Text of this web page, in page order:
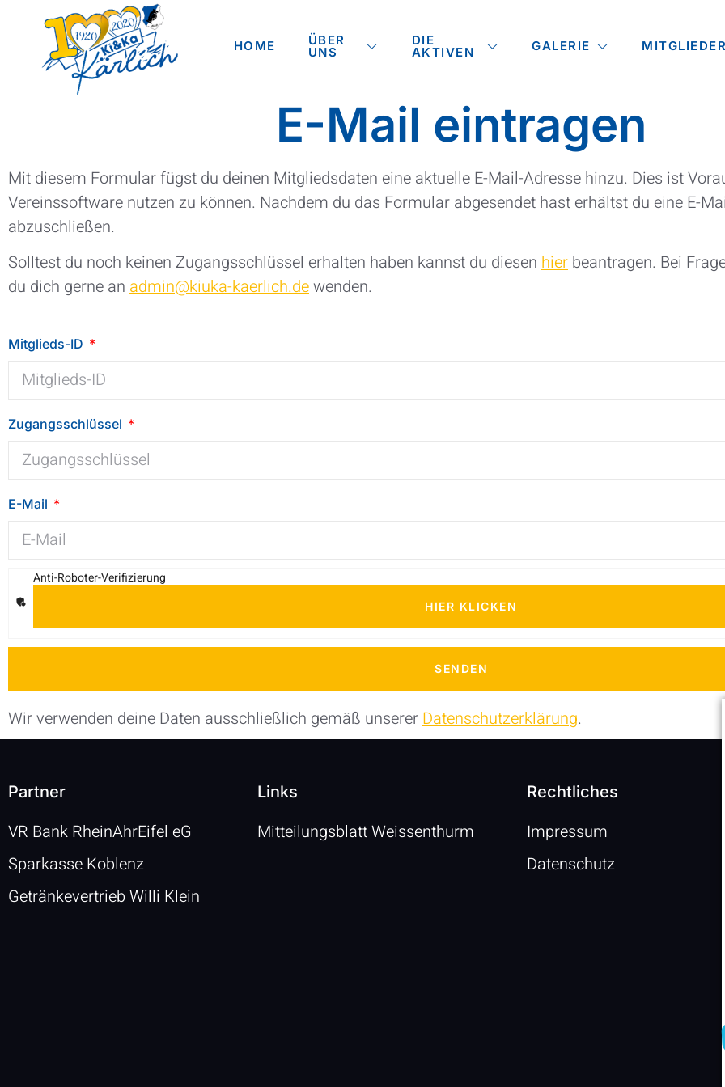
HOME ÜBER
UNS
DIE
AKTIVEN GALERIE MITGLIEDER
E-Mail eintragen
Mit diesem Formular fügst du deinen Mitgliedsdaten eine aktuelle E-Mail-Adresse hinzu. Dies ist
Vereinssoftware nutzen zu können. Nachdem du das Formular abgesendet hast erhältst du eine E-
abzuschließen.
Solltest du noch keinen Zugangsschlüssel erhalten haben kannst du diesen hier beantragen. Bei
du dich gerne an admin@kiuka-kaerlich.dewenden.
Mitglieds-ID
Zugangsschlüssel
E-Mail
Anti-Roboter-Verifizierung
HIER KLICKEN
SENDEN
Wir verwenden deine Daten ausschließlich gemäß unserer Datenschutzerklärung.
Partner
VR Bank RheinAhrEifel eG
Sparkasse Koblenz
Getränkevertrieb Willi Klein
Links
Mitteilungsblatt Weissenthurm
Rechtliches
Impressum
Datenschutz